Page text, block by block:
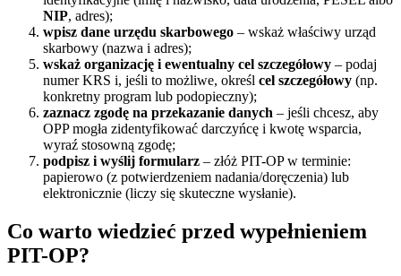
NIP, adres);
wpisz dane urzędu skarbowego – wskaż właściwy urząd
skarbowy (nazwa i adres);
wskaż organizację i ewentualny cel szczegółowy – podaj
numer KRS i, jeśli to możliwe, określ cel szczegółowy (np.
konkretny program lub podopieczny);
zaznacz zgodę na przekazanie danych – jeśli chcesz, aby
OPP mogła zidentyfikować darczyńcę i kwotę wsparcia,
wyraź stosowną zgodę;
podpisz i wyślij formularz – złóż PIT-OP w terminie:
papierowo (z potwierdzeniem nadania/doręczenia) lub
elektronicznie (liczy się skuteczne wysłanie).
Co warto wiedzieć przed wypełnieniem
PIT-OP?